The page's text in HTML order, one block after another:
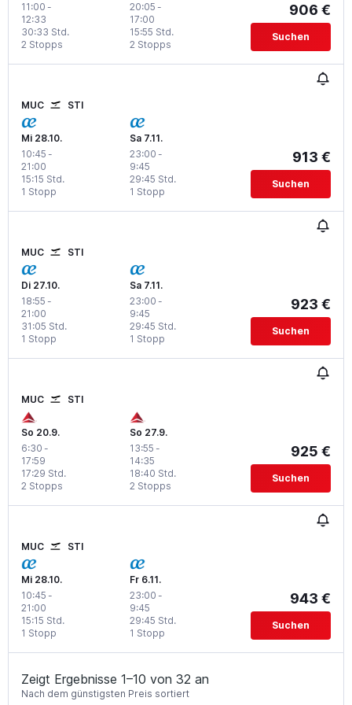
11:00 -
12:33
2 Stopps
30:33 Std.
20:05 -
17:00
2 Stopps
15:55 Std.
906 €
Suchen
MUC STI
Mi 28.10.
10:45 -
21:00
1 Stopp
15:15 Std.
Sa 7.11.
23:00 -
9:45
1 Stopp
29:45 Std.
913 €
Suchen
MUC STI
Di 27.10.
18:55 -
21:00
1 Stopp
31:05 Std.
Sa 7.11.
23:00 -
9:45
1 Stopp
29:45 Std.
923 €
Suchen
MUC STI
So 20.9.
6:30 -
17:59
2 Stopps
17:29 Std.
So 27.9.
13:55 -
14:35
2 Stopps
18:40 Std.
925 €
Suchen
MUC STI
Mi 28.10.
10:45 -
21:00
1 Stopp
15:15 Std.
Fr 6.11.
23:00 -
9:45
1 Stopp
29:45 Std.
943 €
Suchen
Zeigt Ergebnisse 1–10 von 32 an
Nach dem günstigsten Preis sortiert